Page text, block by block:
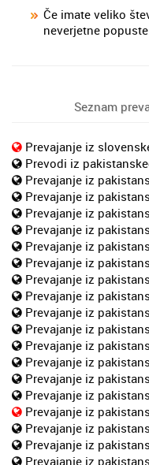
Če imate veliko
neverjetne popuste.
Seznam
Prevajanje iz
Prevodi iz
Prevajanje iz
Prevajanje iz
Prevajanje iz
Prevajanje iz
Prevajanje iz
Prevajanje iz
Prevajanje iz
Prevajanje iz
Prevajanje iz
Prevajanje iz
Prevajanje iz
Prevajanje iz
Prevajanje iz
Prevajanje iz
Prevajanje iz
Prevajanje iz
Prevajanje iz
Prevajanje iz